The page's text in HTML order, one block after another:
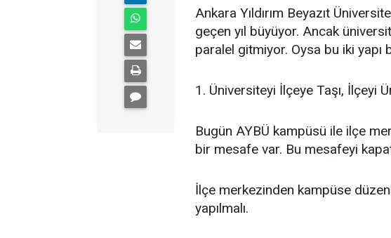
Ankara Yıldırım Beyazıt
geçen yıl büyüyor. Ancak
paralel gitmiyor. Oysa bu iki yapı
1. Üniversiteyi İlçeye Taşı, İlçeyi
Bugün AYBÜ kampüsü ile ilçe
bir mesafe var. Bu mesafeyi
İlçe merkezinden kampüse
yapılmalı.